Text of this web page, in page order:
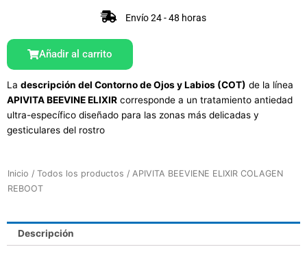
Envío 24 - 48 horas
Añadir al carrito
La descripción del Contorno de Ojos y Labios (COT) de la línea
APIVITA BEEVINE ELIXIR corresponde a un tratamiento antiedad
ultra-específico diseñado para las zonas más delicadas y
gesticulares del rostro
Inicio / Todos los productos / APIVITA BEEVIENE ELIXIR COLAGEN
REBOOT
Descripción